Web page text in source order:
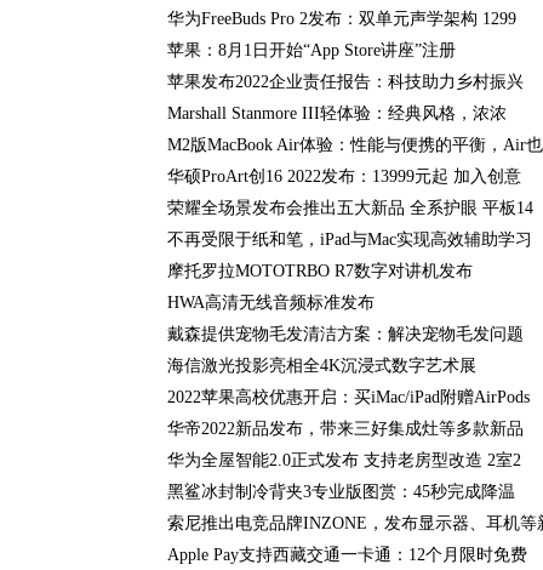
华为FreeBuds Pro 2发布：双单元声学架构 1299
苹果：8月1日开始“App Store讲座”注册
苹果发布2022企业责任报告：科技助力乡村振兴
Marshall Stanmore III轻体验：经典风格，浓浓
M2版MacBook Air体验：性能与便携的平衡，Air也
华硕ProArt创16 2022发布：13999元起 加入创意
荣耀全场景发布会推出五大新品 全系护眼 平板14
不再受限于纸和笔，iPad与Mac实现高效辅助学习
摩托罗拉MOTOTRBO R7数字对讲机发布
HWA高清无线音频标准发布
戴森提供宠物毛发清洁方案：解决宠物毛发问题
海信激光投影亮相全4K沉浸式数字艺术展
2022苹果高校优惠开启：买iMac/iPad附赠AirPods
华帝2022新品发布，带来三好集成灶等多款新品
华为全屋智能2.0正式发布 支持老房型改造 2室2
黑鲨冰封制冷背夹3专业版图赏：45秒完成降温
索尼推出电竞品牌INZONE，发布显示器、耳机等
Apple Pay支持西藏交通一卡通：12个月限时免费